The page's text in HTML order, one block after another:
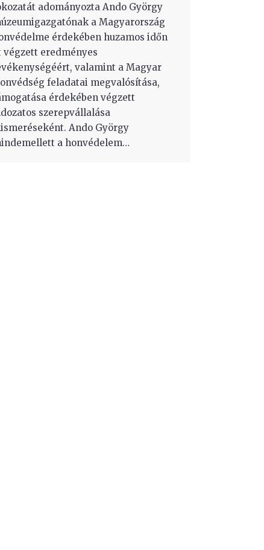
adományozta Ando György
a Magyarország
érdekében huzamos időn
végzett eredményes
valamint a Magyar
feladatai megvalósítása,
érdekében végzett
szerepvállalása
Ando György
a honvédelem…